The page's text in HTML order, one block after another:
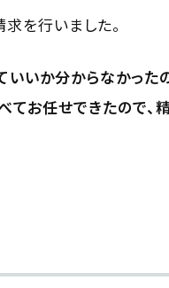
を行いました。
いいか分からなかった
てお任せできたので、